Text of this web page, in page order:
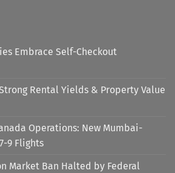
Embrace Self-Checkout
Rental Yields & Property Value
Operations: New Mumbai-
9 Flights
Market Ban Halted by Federal